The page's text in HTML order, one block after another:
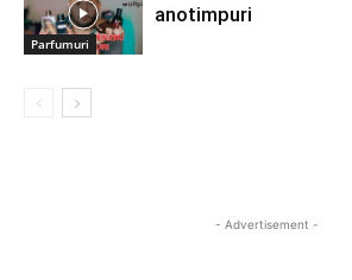
Parfumuri
anotimpuri
- Advertisement -